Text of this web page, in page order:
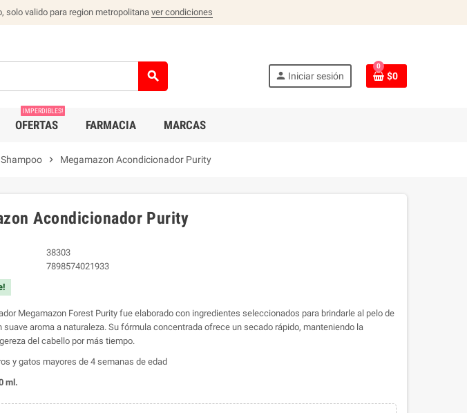
solo valido para region metropolitana ver condiciones
search person Iniciar sesión
0
$0
OFERTAS
IMPERDIBLES!
FARMACIA MARCAS
Shampoo chevron_right Megamazon Acondicionador Purity
Acondicionador Purity
38303
7898574021933
Megamazon Forest Purity fue elaborado con ingredientes seleccionados para brindarle al pelo de
suave aroma a naturaleza. Su fórmula concentrada ofrece un secado rápido, manteniendo la
del cabello por más tiempo.
y gatos mayores de 4 semanas de edad
ml.